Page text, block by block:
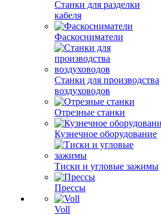
Станки для разделки
кабеля
Фаскосниматели
Станки для производства
воздуховодов
Отрезные станки
Кузнечное оборудование
Тиски и угловые зажимы
Прессы
Voll